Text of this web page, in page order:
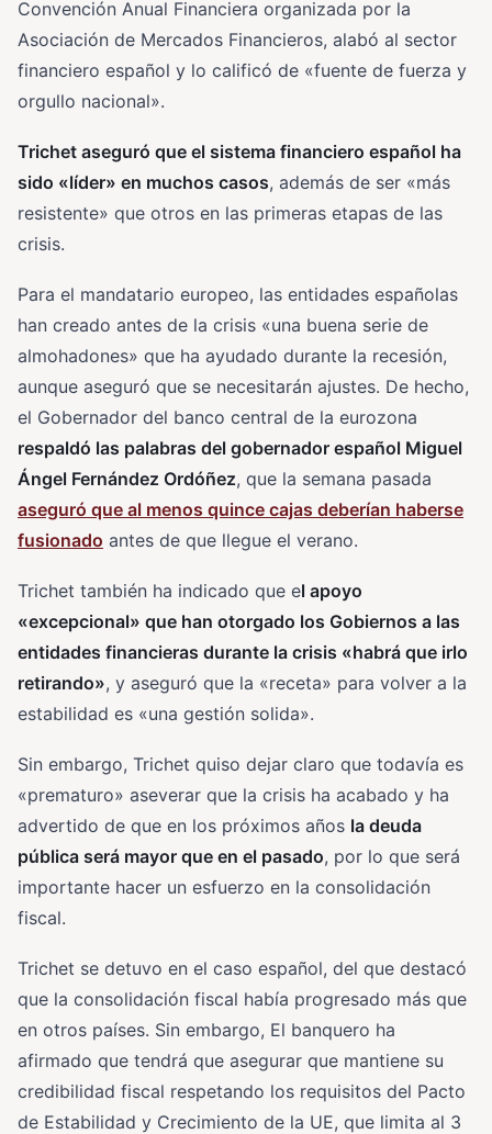
Convención Anual Financiera organizada por la
Asociación de Mercados Financieros, alabó al sector
financiero español y lo calificó de «fuente de fuerza y
orgullo nacional».
Trichet aseguró que el sistema financiero español ha
sido «líder» en muchos casos, además de ser «más
resistente» que otros en las primeras etapas de las
crisis.
Para el mandatario europeo, las entidades españolas
han creado antes de la crisis «una buena serie de
almohadones» que ha ayudado durante la recesión,
aunque aseguró que se necesitarán ajustes. De hecho,
el Gobernador del banco central de la eurozona
respaldó las palabras del gobernador español Miguel
Ángel Fernández Ordóñez, que la semana pasada
aseguró que al menos quince cajas deberían haberse
fusionado antes de que llegue el verano.
Trichet también ha indicado que el apoyo
«excepcional» que han otorgado los Gobiernos a las
entidades financieras durante la crisis «habrá que irlo
retirando», y aseguró que la «receta» para volver a la
estabilidad es «una gestión solida».
Sin embargo, Trichet quiso dejar claro que todavía es
«prematuro» aseverar que la crisis ha acabado y ha
advertido de que en los próximos años la deuda
pública será mayor que en el pasado, por lo que será
importante hacer un esfuerzo en la consolidación
fiscal.
Trichet se detuvo en el caso español, del que destacó
que la consolidación fiscal había progresado más que
en otros países. Sin embargo, El banquero ha
afirmado que tendrá que asegurar que mantiene su
credibilidad fiscal respetando los requisitos del Pacto
de Estabilidad y Crecimiento de la UE, que limita al 3